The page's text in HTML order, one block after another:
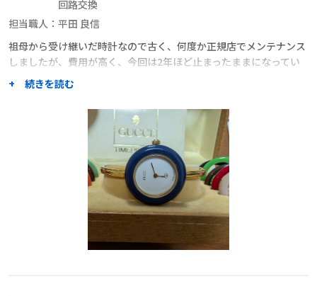
回路交換
担当職人： 平田 良信
祖母から受け継いだ時計なので古く、何度か正規店でメンテナンス
しましたが、費用が高く、今回は2年ほど止まったままになってい
ました。そんな時にクラフトワーカーズさんを知り、費用面の負担
が軽くなるなら是非直したい、と依頼しました。
平田さんにお願いしたのは、経験が豊富そうだったからです。
ずっと止まっていた時計が動き出して、とても感動しました
職人からのコメント
古いモデルではございましたが 輪列・内部油粘り・汚れでしたのメ
ンテナンスを致しました。
幸い電子回路は元を使用可能でしたので 良かったです。
水扱いは外して頂き・湿気にご注意が必要です 永くご使用いただけ
今後とも宜しくお願い致します
+ 続きを読む